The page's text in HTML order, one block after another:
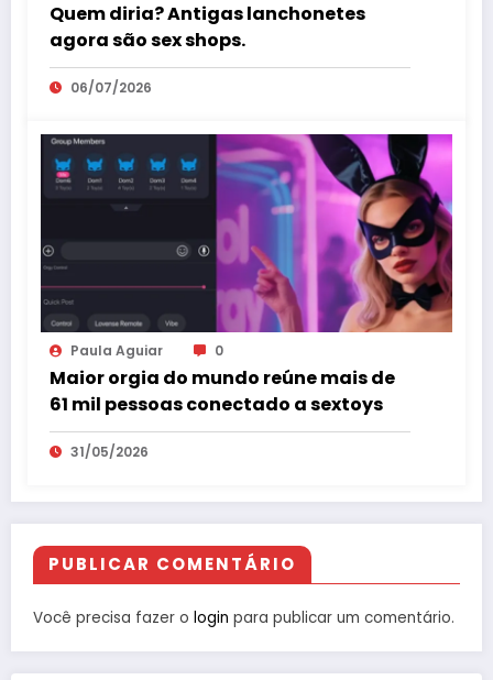
Quem diria? Antigas lanchonetes
agora são sex shops.
06/07/2026
Paula Aguiar 0
Maior orgia do mundo reúne mais de
61 mil pessoas conectado a sextoys
31/05/2026
PUBLICAR COMENTÁRIO
Você precisa fazer o login para publicar um comentário.